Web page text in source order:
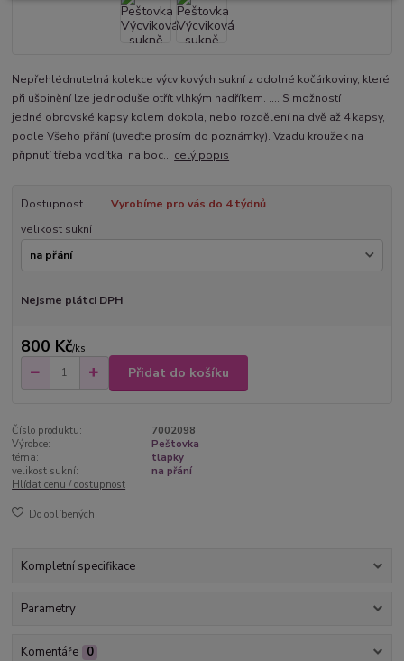
Nepřehlédnutelná kolekce výcvikových sukní z odolné kočárkoviny, které
při ušpinění lze jednoduše otřít vlhkým hadříkem. .... S možností
jedné obrovské kapsy kolem dokola, nebo rozdělení na dvě až 4 kapsy,
podle Všeho přání (uveďte prosím do poznámky). Vzadu kroužek na
připnutí třeba vodítka, na boc... celý popis
Dostupnost
Vyrobíme pro vás do 4 týdnů
velikost sukní
Nejsme plátci DPH
800 Kč/ks
Přidat do košíku
Číslo produktu:
7002098
Výrobce:
Peštovka
téma:
tlapky
velikost sukní:
na přání
Hlídat cenu / dostupnost
Do oblíbených
Kompletní specifikace
Parametry
Komentáře 0